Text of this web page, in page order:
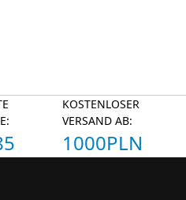
KOSTENLOSER
VERSAND AB:
1000PLN